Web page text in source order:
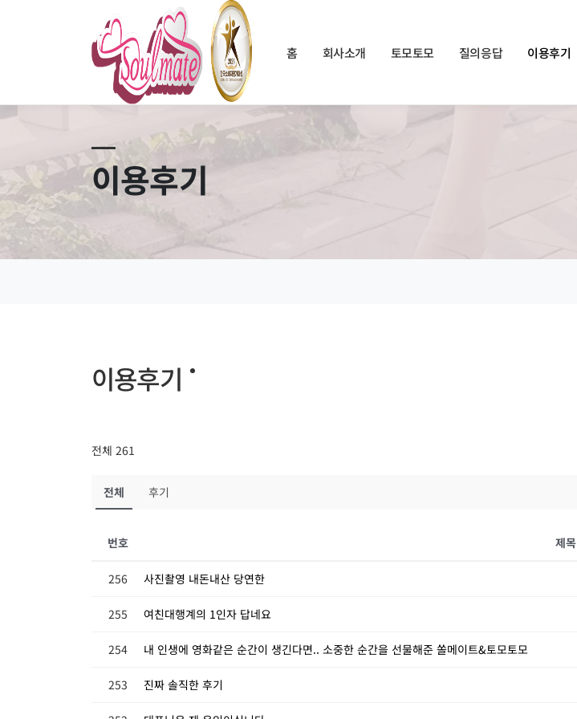
홈 회사소개 토모토모 질의응답 이용후기
이용후기
이용후기
전체 261
전체 후기
번호 제목
256 사진촬영 내돈내산 당연한
255 여친대행계의 1인자 답네요
254 내 인생에 영화같은 순간이 생긴다면.. 소중한 순간을 선물해준 쏠메이트&토모토모
253 진짜 솔직한 후기